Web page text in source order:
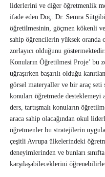
liderlerini ve diğer öğretmenlik
ifade eden Doç. Dr. Semra
öğretilmesinin, göçmen kökenli
sahip öğrencilerin yüksek oranda
zorlayıcı olduğunu
Konuların Öğretilmesi Proje’ bu
uğraşırken başarılı olduğu
görsel materyaller ve bir araç seti
konuları öğretmede
ders, tartışmalı konuların
araca sahip olacağından okul
öğretmenler bu stratejilerin
çeşitli Avrupa ülkelerindeki
deneyimlerinden ve bunları
karşılaşabileceklerini